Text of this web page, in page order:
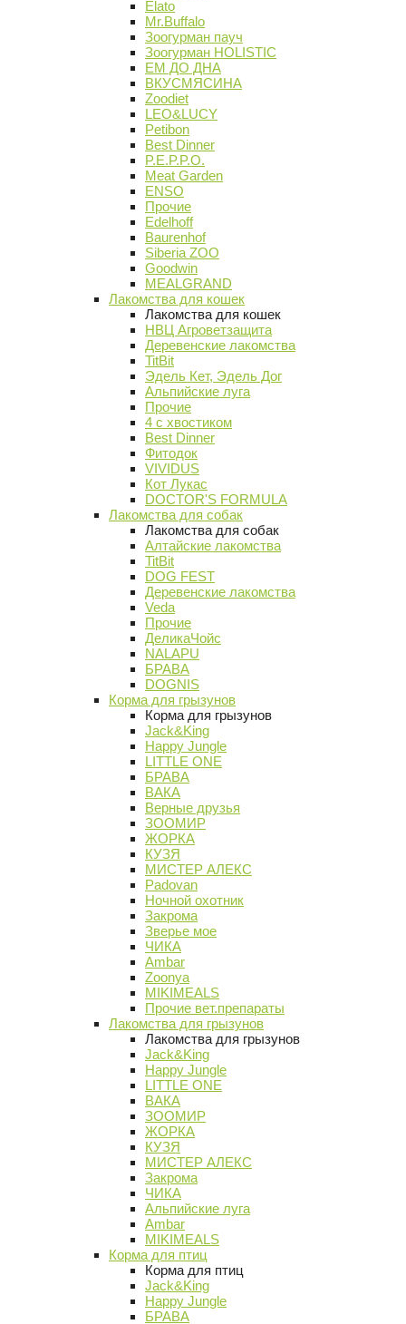
Elato
Mr.Buffalo
Зоогурман пауч
Зоогурман HOLISTIC
ЕМ ДО ДНА
ВКУСМЯСИНА
Zoodiet
LEO&LUCY
Petibon
Best Dinner
P.E.P.P.O.
Meat Garden
ENSO
Прочие
Edelhoff
Baurenhof
Siberia ZOO
Goodwin
MEALGRAND
Лакомства для кошек
Лакомства для кошек
НВЦ Агроветзащита
Деревенские лакомства
TitBit
Эдель Кет, Эдель Дог
Альпийские луга
Прочие
4 с хвостиком
Best Dinner
Фитодок
VIVIDUS
Кот Лукас
DOCTOR'S FORMULA
Лакомства для собак
Лакомства для собак
Алтайские лакомства
TitBit
DOG FEST
Деревенские лакомства
Veda
Прочие
ДеликаЧойс
NALAPU
БРАВА
DOGNIS
Корма для грызунов
Корма для грызунов
Jack&King
Happy Jungle
LITTLE ONE
БРАВА
ВАКА
Верные друзья
ЗООМИР
ЖОРКА
КУЗЯ
МИСТЕР АЛЕКС
Padovan
Ночной охотник
Закрома
Зверье мое
ЧИКА
Ambar
Zoonya
MIKIMEALS
Прочие вет.препараты
Лакомства для грызунов
Лакомства для грызунов
Jack&King
Happy Jungle
LITTLE ONE
ВАКА
ЗООМИР
ЖОРКА
КУЗЯ
МИСТЕР АЛЕКС
Закрома
ЧИКА
Альпийские луга
Ambar
MIKIMEALS
Корма для птиц
Корма для птиц
Jack&King
Happy Jungle
БРАВА